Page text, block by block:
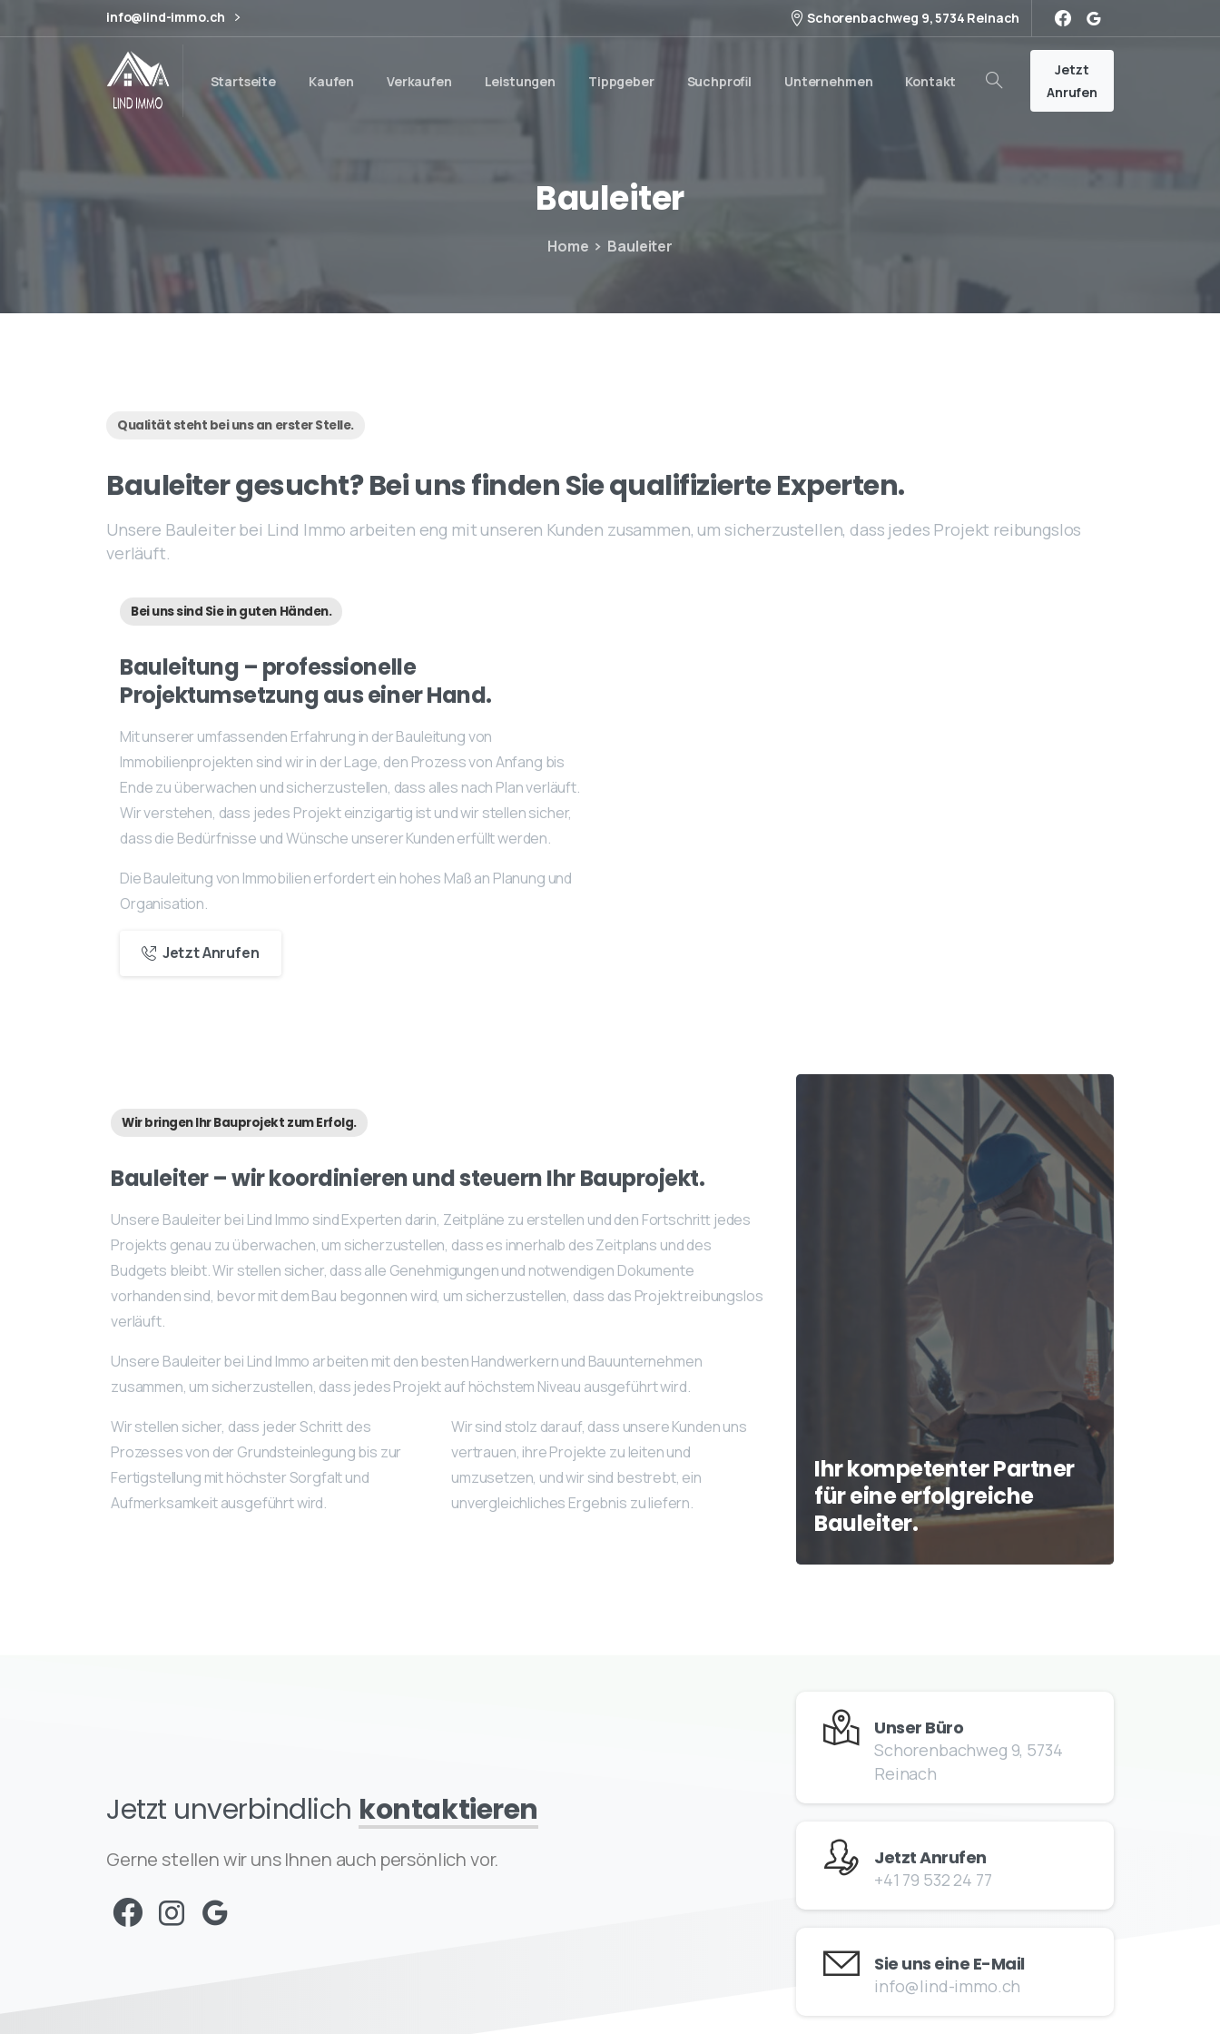
info@lind-immo.ch Schorenbachweg 9, 5734 Reinach
Startseite Kaufen Verkaufen Leistungen Tippgeber Suchprofil Unternehmen Kontakt
Search
Jetzt
Anrufen
Bauleiter
Home Bauleiter
Qualität steht bei uns an erster Stelle.
Bauleitergesucht?BeiunsfindenSiequalifizierteExperten.
Unsere Bauleiter bei Lind Immo arbeiten eng mit unseren Kunden zusammen, um sicherzustellen, dass jedes Projekt reibungslos
verläuft.
Bei uns sind Sie in guten Händen.
Bauleitung – professionelle
ProjektumsetzungauseinerHand.
Mit unserer umfassenden Erfahrung in der Bauleitung von
Immobilienprojekten sind wir in der Lage, den Prozess von Anfang bis
Ende zu überwachen und sicherzustellen, dass alles nach Plan verläuft.
Wir verstehen, dass jedes Projekt einzigartig ist und wir stellen sicher,
dass die Bedürfnisse und Wünsche unserer Kunden erfüllt werden.
Die Bauleitung von Immobilien erfordert ein hohes Maß an Planung und
Organisation.
Jetzt Anrufen
Wir bringen Ihr Bauprojekt zum Erfolg.
Bauleiter–wirkoordinierenundsteuernIhrBauprojekt.
Unsere Bauleiter bei Lind Immo sind Experten darin, Zeitpläne zu erstellen und den Fortschritt jedes
Projekts genau zu überwachen, um sicherzustellen, dass es innerhalb des Zeitplans und des
Budgets bleibt. Wir stellen sicher, dass alle Genehmigungen und notwendigen Dokumente
vorhanden sind, bevor mit dem Bau begonnen wird, um sicherzustellen, dass das Projekt reibungslos
verläuft.
Unsere Bauleiter bei Lind Immo arbeiten mit den besten Handwerkern und Bauunternehmen
zusammen, um sicherzustellen, dass jedes Projekt auf höchstem Niveau ausgeführt wird.
Wir stellen sicher, dass jeder Schritt des
Prozesses von der Grundsteinlegung bis zur
Fertigstellung mit höchster Sorgfalt und
Aufmerksamkeit ausgeführt wird.
Wir sind stolz darauf, dass unsere Kunden uns
vertrauen, ihre Projekte zu leiten und
umzusetzen, und wir sind bestrebt, ein
unvergleichliches Ergebnis zu liefern.
Ihr kompetenter Partner
für eine erfolgreiche
Bauleiter.
Jetzt unverbindlich kontaktieren
Gerne stellen wir uns Ihnen auch persönlich vor.
Unser Büro
Schorenbachweg 9, 5734
Reinach
Jetzt Anrufen
+41 79 532 24 77
Sie uns eine E-Mail
info@lind-immo.ch